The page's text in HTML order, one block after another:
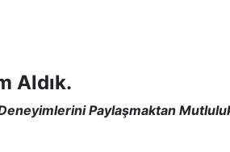
Aldık.
Deneyimlerini Paylaşmaktan